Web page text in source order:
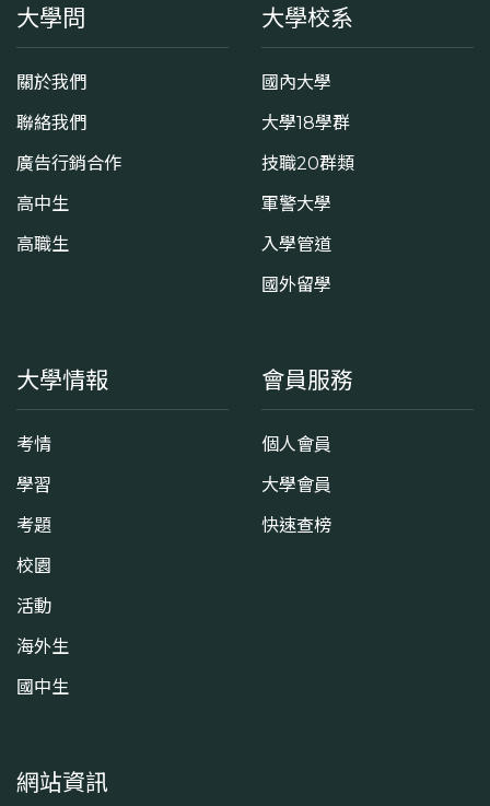
大學問
關於我們
聯絡我們
廣告行銷合作
高中生
高職生
大學校系
國內大學
大學18學群
技職20群類
軍警大學
入學管道
國外留學
大學情報
考情
學習
考題
校園
活動
海外生
國中生
會員服務
個人會員
大學會員
快速查榜
網站資訊